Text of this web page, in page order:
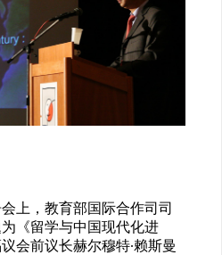
上，教育部国际合作司司
《留学与中国现代化进
会前议长赫尔穆特·赖斯曼